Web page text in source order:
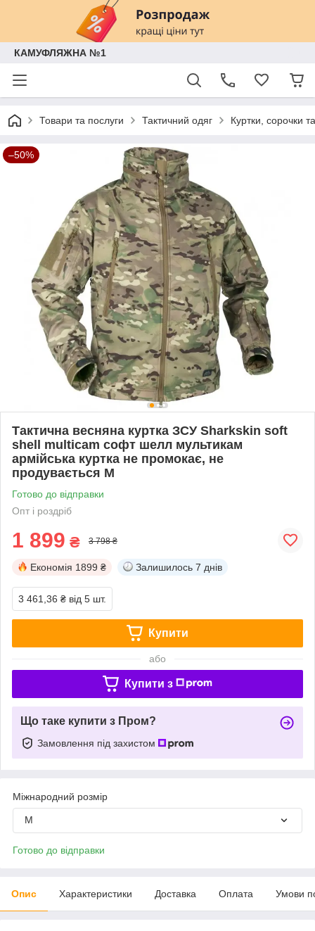
КАМУФЛЯЖНА №1
Товари та послуги Тактичний одяг Куртки, сорочки
–50%
Тактична весняна куртка ЗСУ Sharkskin soft
shell multicam софт шелл мультикам
армійська куртка не промокає, не
продувається M
Готово до відправки
Опт і роздріб
1 899 ₴ 3 798 ₴
Економія 1899 ₴ Залишилось 7 днів
3 461,36 ₴ від 5 шт.
Купити
або
Купити з
Що таке купити з Пром?
Замовлення під захистом
Міжнародний розмір
M
Готово до відправки
Опис Характеристики Доставка Оплата Умови